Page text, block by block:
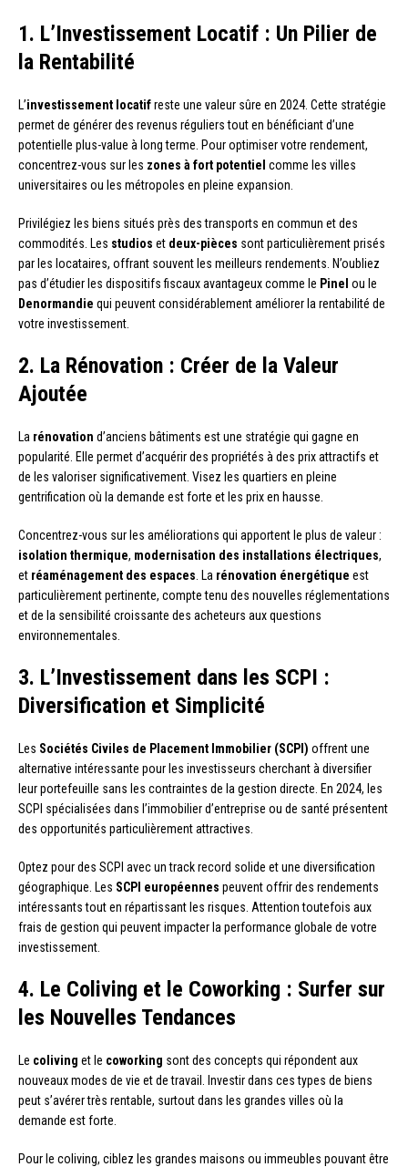
1. L’Investissement Locatif : Un Pilier de
la Rentabilité
L’investissement locatifreste une valeur sûre en 2024. Cette stratégie
permet de générer des revenus réguliers tout en bénéficiant d’une
potentielle plus-value à long terme. Pour optimiser votre rendement,
concentrez-vous sur les zones à fort potentiel comme les villes
universitaires ou les métropoles en pleine expansion.
Privilégiez les biens situés près des transports en commun et des
commodités. Les studios et deux-pièces sont particulièrement prisés
par les locataires, offrant souvent les meilleurs rendements. N’oubliez
pas d’étudier les dispositifs fiscaux avantageux comme le Pinel ou le
Denormandie qui peuvent considérablement améliorer la rentabilité de
votre investissement.
2. La Rénovation : Créer de la Valeur
Ajoutée
La rénovation d’anciens bâtiments est une stratégie qui gagne en
popularité. Elle permet d’acquérir des propriétés à des prix attractifs et
de les valoriser significativement. Visez les quartiers en pleine
gentrification où la demande est forte et les prix en hausse.
Concentrez-vous sur les améliorations qui apportent le plus de valeur :
isolation thermique, modernisation des installations électriques,
et réaménagement des espaces . La rénovation énergétique est
particulièrement pertinente, compte tenu des nouvelles réglementations
et de la sensibilité croissante des acheteurs aux questions
environnementales.
3. L’Investissement dans les SCPI :
Diversification et Simplicité
Les Sociétés Civiles de Placement Immobilier (SCPI) offrent une
alternative intéressante pour les investisseurs cherchant à diversifier
leur portefeuille sans les contraintes de la gestion directe. En 2024, les
SCPI spécialisées dans l’immobilier d’entreprise ou de santé présentent
des opportunités particulièrement attractives.
Optez pour des SCPI avec un track record solide et une diversification
géographique. Les SCPI européennes peuvent offrir des rendements
intéressants tout en répartissant les risques. Attention toutefois aux
frais de gestion qui peuvent impacter la performance globale de votre
investissement.
4. Le Coliving et le Coworking : Surfer sur
les Nouvelles Tendances
Le coliving et le coworking sont des concepts qui répondent aux
nouveaux modes de vie et de travail. Investir dans ces types de biens
peut s’avérer très rentable, surtout dans les grandes villes où la
demande est forte.
Pour le coliving, ciblez les grandes maisons ou immeubles pouvant être